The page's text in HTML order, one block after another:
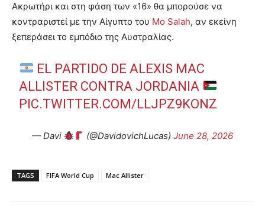
Ακρωτήρι και στη φάση των «16» θα μπορούσε να
κοντραριστεί με την Αίγυπτο του Mo Salah, αν εκείνη
ξεπεράσει το εμπόδιο της Αυστραλίας.
EL PARTIDO DE ALEXIS MAC
ALLISTER CONTRA JORDANIA
PIC.TWITTER.COM/LLJPZ9KONZ
— Davi (@DavidovichLucas)June 28, 2026
TAGS FIFA World Cup Mac Allister